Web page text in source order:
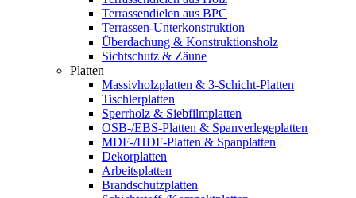
Terrassendielen aus BPC
Terrassen-Unterkonstruktion
Überdachung & Konstruktionsholz
Sichtschutz & Zäune
Platten
Massivholzplatten & 3-Schicht-Platten
Tischlerplatten
Sperrholz & Siebfilmplatten
OSB-/EBS-Platten & Spanverlegeplatten
MDF-/HDF-Platten & Spanplatten
Dekorplatten
Arbeitsplatten
Brandschutzplatten